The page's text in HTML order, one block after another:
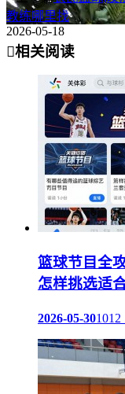
教练哪里找
2026-05-18
相关阅读
篮球节目全
怎样挑选适
2026-05-30